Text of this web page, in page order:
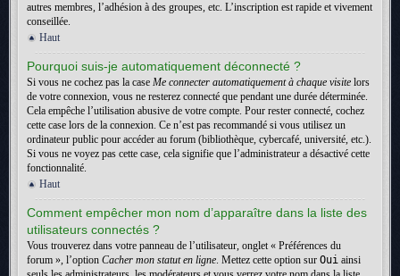
autres membres, l’adhésion à des groupes, etc. L’inscription est rapide et vivement
conseillée.
Haut
Pourquoi suis-je automatiquement déconnecté ?
Si vous ne cochez pas la case Me connecter automatiquement à chaque visite lors
de votre connexion, vous ne resterez connecté que pendant une durée déterminée.
Cela empêche l’utilisation abusive de votre compte. Pour rester connecté, cochez
cette case lors de la connexion. Ce n’est pas recommandé si vous utilisez un
ordinateur public pour accéder au forum (bibliothèque, cybercafé, université, etc.).
Si vous ne voyez pas cette case, cela signifie que l’administrateur a désactivé cette
fonctionnalité.
Haut
Comment empêcher mon nom d’apparaître dans la liste des
utilisateurs connectés ?
Vous trouverez dans votre panneau de l’utilisateur, onglet « Préférences du
forum », l’option Cacher mon statut en ligne. Mettez cette option sur Oui ainsi